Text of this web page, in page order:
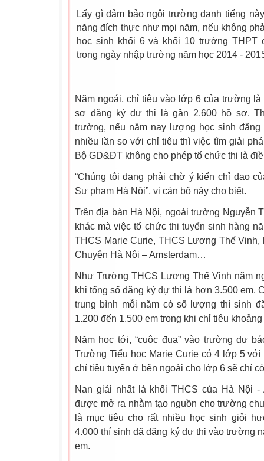
Lấy gì đảm bảo ngôi trường danh tiếng
năng đích thực như mọi năm, nếu không
học sinh khối 6 và khối 10 trường THPT
trong ngày nhập trường năm học 2014 -
Năm ngoái, chỉ tiêu vào lớp 6 của trường
sơ đăng ký dự thi là gần 2.600 hồ sơ.
trường, nếu năm nay lượng học sinh
nhiều lần so với chỉ tiêu thì việc tìm giải
Bộ GD&ĐT không cho phép tổ chức thi là
“Chúng tôi đang phải chờ ý kiến chỉ đạo
Sư phạm Hà Nội”, vị cán bộ này cho biết.
Trên địa bàn Hà Nội, ngoài trường Nguyễn
khác mà việc tổ chức thi tuyển sinh hàng
THCS Marie Curie, THCS Lương Thế
Chuyên Hà Nội – Amsterdam…
Như Trường THCS Lương Thế Vinh năm
khi tổng số đăng ký dự thi là hơn 3.500 em.
trung bình mỗi năm có số lượng thí sinh
1.200 đến 1.500 em trong khi chỉ tiêu
Năm học tới, “cuộc đua” vào trường dự
Trường Tiểu học Marie Curie có 4 lớp 5
chỉ tiêu tuyển ở bên ngoài cho lớp 6 sẽ chỉ
Nan giải nhất là khối THCS của Hà Nội -
được mở ra nhằm tạo nguồn cho trường
là mục tiêu cho rất nhiều học sinh giỏi
4.000 thí sinh đã đăng ký dự thi vào trường
em.